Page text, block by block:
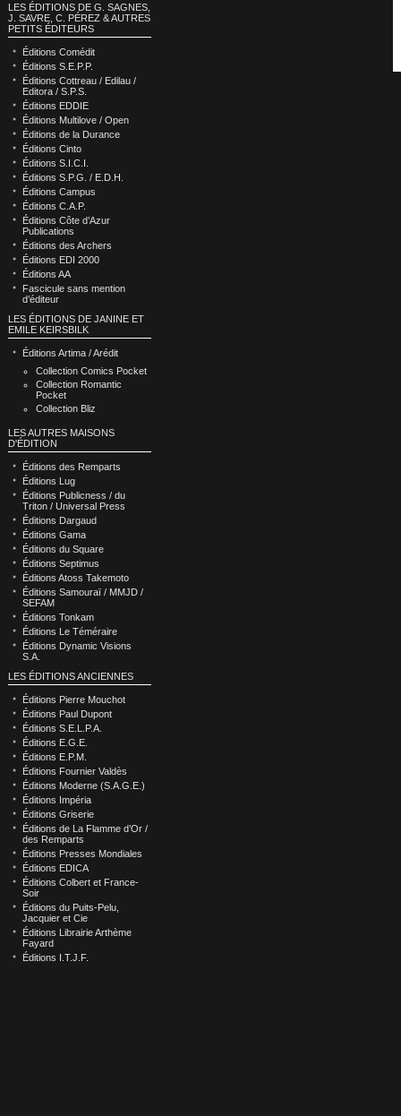
LES ÉDITIONS DE G. SAGNES,
J. SAVRE, C. PÉREZ & AUTRES
PETITS ÉDITEURS
Éditions Comédit
Éditions S.E.P.P.
Éditions Cottreau / Edilau /
Editora / S.P.S.
Éditions EDDIE
Éditions Multilove / Open
Éditions de la Durance
Éditions Cinto
Éditions S.I.C.I.
Éditions S.P.G. / E.D.H.
Éditions Campus
Éditions C.A.P.
Éditions Côte d’Azur
Publications
Éditions des Archers
Éditions EDI 2000
Éditions AA
Fascicule sans mention
d’éditeur
LES ÉDITIONS DE JANINE ET
EMILE KEIRSBILK
Éditions Artima / Arédit
Collection Comics Pocket
Collection Romantic
Pocket
Collection Bliz
LES AUTRES MAISONS
D'ÉDITION
Éditions des Remparts
Éditions Lug
Éditions Publicness / du
Triton / Universal Press
Éditions Dargaud
Éditions Gama
Éditions du Square
Éditions Septimus
Éditions Atoss Takemoto
Éditions Samouraï / MMJD /
SEFAM
Éditions Tonkam
Éditions Le Téméraire
Éditions Dynamic Visions
S.A.
LES ÉDITIONS ANCIENNES
Éditions Pierre Mouchot
Éditions Paul Dupont
Éditions S.E.L.P.A.
Éditions E.G.E.
Éditions E.P.M.
Éditions Fournier Valdès
Éditions Moderne (S.A.G.E.)
Éditions Impéria
Éditions Griserie
Éditions de La Flamme d’Or /
des Remparts
Éditions Presses Mondiales
Éditions EDICA
Éditions Colbert et France-
Soir
Éditions du Puits-Pelu,
Jacquier et Cie
Éditions Librairie Arthème
Fayard
Éditions I.T.J.F.